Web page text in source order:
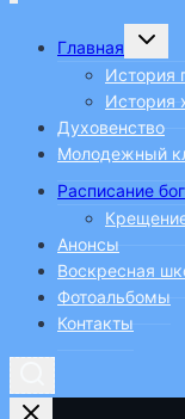
Главная
меню
История
История
Духовенство
Молодежный
Расписание
Анонсы
Воскресная
Фотоальбомы
Контакты